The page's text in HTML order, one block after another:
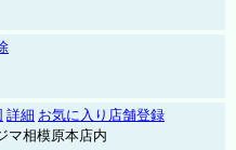
詳細 お気に入り店舗登録
マ相模原本店内